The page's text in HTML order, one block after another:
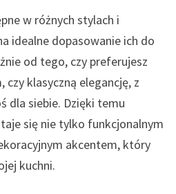
w różnych stylach i
idealne dopasowanie ich do
od tego, czy preferujesz
klasyczną elegancję, z
dla siebie. Dzięki temu
się nie tylko funkcjonalnym
akcentem, który
kuchni.